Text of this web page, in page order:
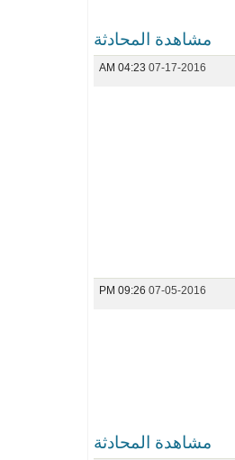
مشاهدة المحادثة
07-17-2016
04:23 AM
07-05-2016
09:26 PM
مشاهدة المحادثة